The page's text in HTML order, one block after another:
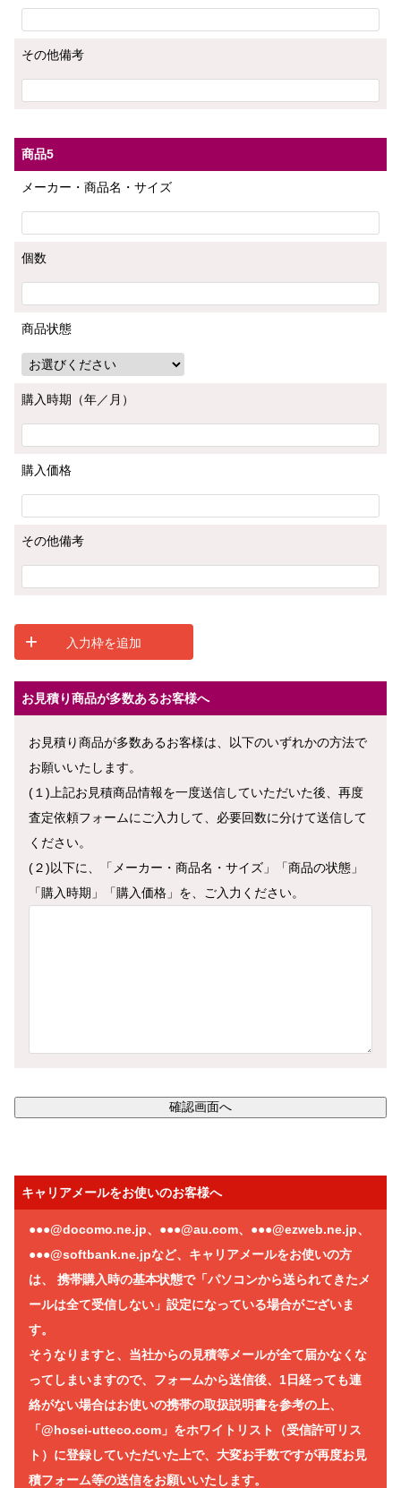
その他備考
商品5
メーカー・商品名・サイズ
個数
商品状態
購入時期（年／月）
購入価格
その他備考
お見積り商品が多数あるお客様へ
お見積り商品が多数あるお客様は、以下のいずれかの方法で
お願いいたします。
(１)上記お見積商品情報を一度送信していただいた後、再度
査定依頼フォームにご入力して、必要回数に分けて送信して
ください。
(２)以下に、「メーカー・商品名・サイズ」「商品の状態」
「購入時期」「購入価格」を、ご入力ください。
キャリアメールをお使いのお客様へ
●●●@docomo.ne.jp、●●●@au.com、●●●@ezweb.ne.jp、
●●●@softbank.ne.jpなど、キャリアメールをお使いの方
は、 携帯購入時の基本状態で「パソコンから送られてきたメ
ールは全て受信しない」設定になっている場合がございま
す。
そうなりますと、当社からの見積等メールが全て届かなくな
ってしまいますので、フォームから送信後、1日経っても連
絡がない場合はお使いの携帯の取扱説明書を参考の上、
「@hosei-utteco.com」をホワイトリスト（受信許可リス
ト）に登録していただいた上で、大変お手数ですが再度お見
積フォーム等の送信をお願いいたします。